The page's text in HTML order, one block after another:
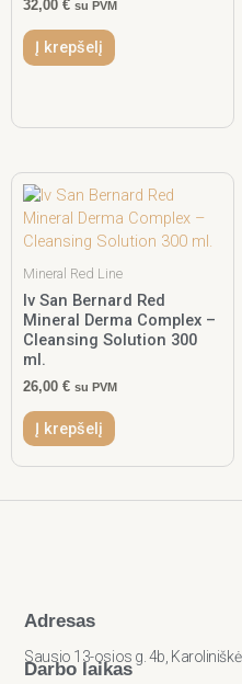
32,00 € su PVM
Į krepšelį
Mineral Red Line
Iv San Bernard Red
Mineral Derma Complex –
Cleansing Solution 300
ml.
26,00 € su PVM
Į krepšelį
Adresas
Sausio 13-osios g. 4b,
Darbo laikas